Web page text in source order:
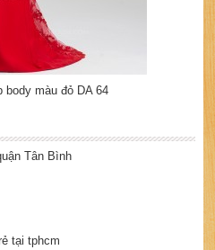
body màu đỏ DA 64
Tân Bình
tại tphcm